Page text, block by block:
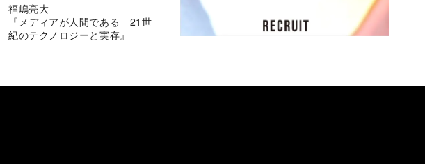
福嶋亮大
『メディアが人間である 21世
紀のテクノロジーと実存』